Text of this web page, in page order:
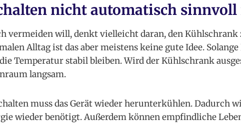
nicht automatisch
vermeiden will, denkt vielleicht daran, den Kühlschrank
Alltag ist das aber meistens keine gute Idee.
Temperatur stabil bleiben. Wird der Kühlschrank
langsam.
muss das Gerät wieder herunterkühlen. Dadurch
wieder benötigt. Außerdem können empfindliche